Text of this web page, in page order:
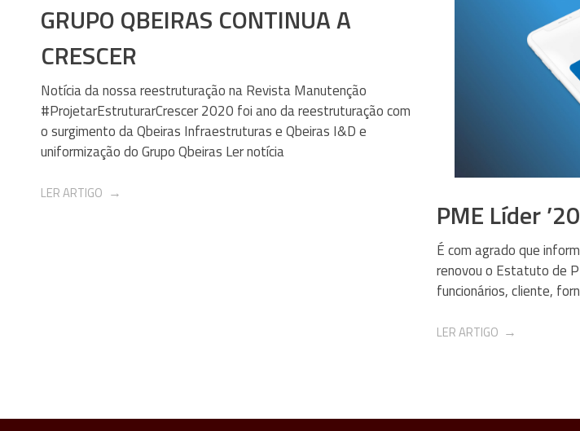
GRUPO QBEIRAS CONTINUA A
CRESCER
Notícia da nossa reestruturação na Revista Manutenção
#ProjetarEstruturarCrescer 2020 foi ano da reestruturação com
o surgimento da Qbeiras Infraestruturas e Qbeiras I&D e
uniformização do Grupo Qbeiras Ler notícia
LER ARTIGO
PME Líder ’20
É com agrado que
renovou o Estatuto de
funcionários, cliente,
LER ARTIGO